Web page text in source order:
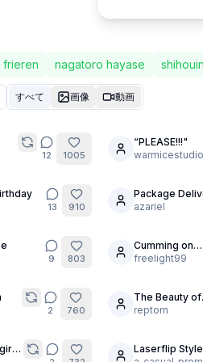
frieren nagatoro hayase
すべて 画像 動画
12 1005
“PLEASE!!!"
13 910
18
Package
You
azariel
9 803
3Cumming on
Stockings
freelight99
2 760
20
The Beauty of
Becoming 👁️🖤
reptorn
9Laserflip Style